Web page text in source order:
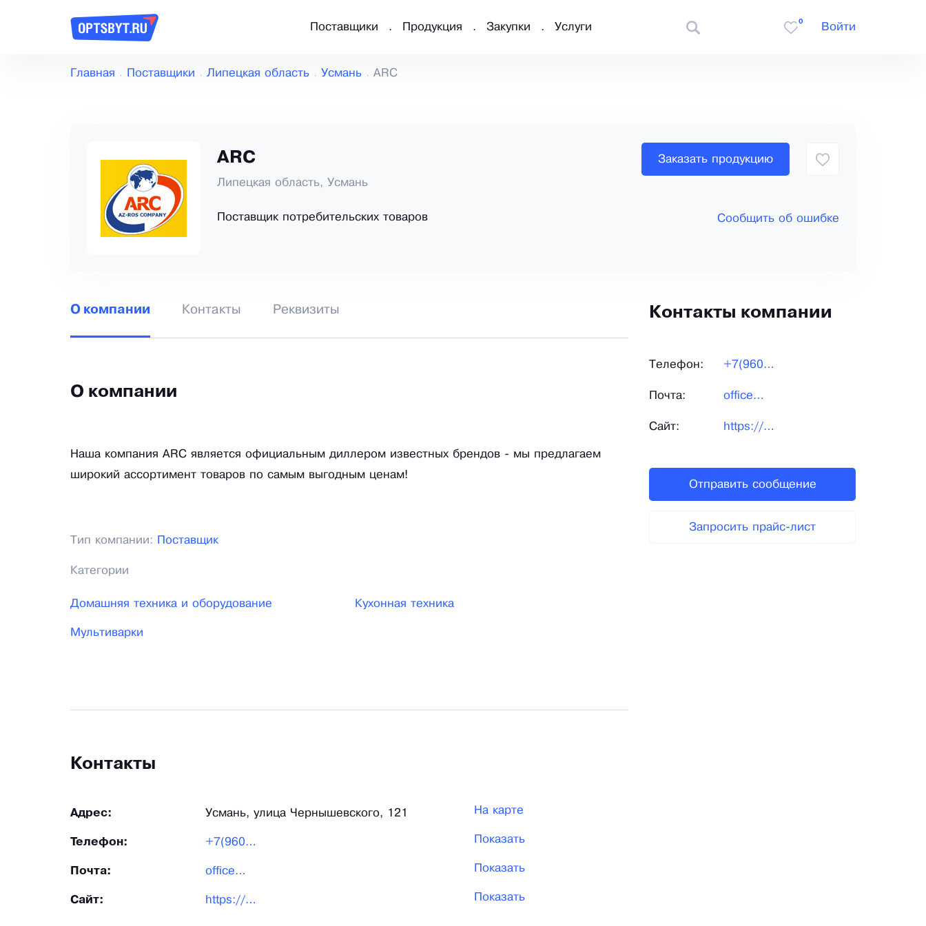
Поставщики Продукция Закупки Услуги
0
Войти
Главная Поставщики Липецкая область Усмань ARC
ARC
Липецкая область, Усмань
Поставщик потребительских товаров
Заказать продукцию
Сообщить об ошибке
О компании Контакты Реквизиты
О компании
Наша компания ARC является официальным диллером известных брендов - мы предлагаем
широкий ассортимент товаров по самым выгодным ценам!
Тип компании: Поставщик
Категории
Домашняя техника и оборудование Кухонная техника
Мультиварки
Контакты
Адрес: Усмань, улица Чернышевского, 121 На карте
Телефон: +7(960)145-50-40 Показать
Почта: office@arcompany.ru Показать
Сайт: https://arcompany.ru/ Показать
Контакты компании
Телефон: +7(960)145-50-40
Почта: office@arcompany.ru
Сайт: https://arcompany.ru/
Отправить сообщение
Запросить прайс-лист